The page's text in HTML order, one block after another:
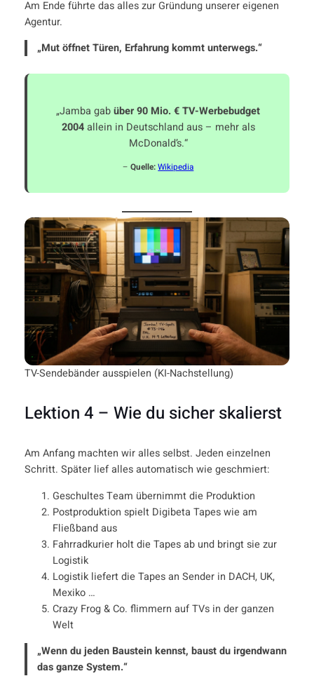
Am Ende führte das alles zur Gründung unserer eigenen
Agentur.
„Mut öffnet Türen, Erfahrung kommt unterwegs.“
„Jamba gabüber 90 Mio. € TV-Werbebudget
2004allein in Deutschland aus – mehr als
McDonald’s.“
–Quelle:Wikipedia
TV-Sendebänder ausspielen (KI-Nachstellung)
Lektion 4 – Wie du sicher skalierst
Am Anfang machten wir alles selbst. Jeden einzelnen
Schritt. Später lief alles automatisch wie geschmiert:
Geschultes Team übernimmt die Produktion
Postproduktion spielt Digibeta Tapes wie am
Fließband aus
Fahrradkurier holt die Tapes ab und bringt sie zur
Logistik
Logistik liefert die Tapes an Sender in DACH, UK,
Mexiko …
Crazy Frog & Co. flimmern auf TVs in der ganzen
Welt
„Wenn du jeden Baustein kennst, baust du irgendwann
das ganze System.“